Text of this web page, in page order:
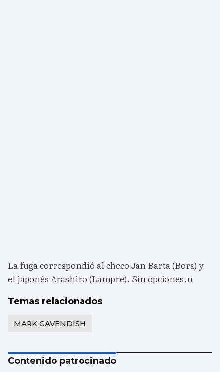
La fuga correspondió al checo Jan Barta (Bora) y
el japonés Arashiro (Lampre). Sin opciones.n
Temas relacionados
MARK CAVENDISH
Contenido patrocinado